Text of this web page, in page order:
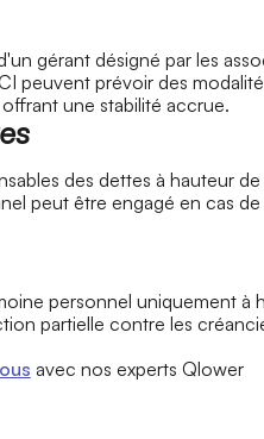
gérant désigné par les
peuvent prévoir des
une stabilité accrue.
des dettes à hauteur
peut être engagé en cas
personnel uniquement à
partielle contre les
avec nos experts Qlower